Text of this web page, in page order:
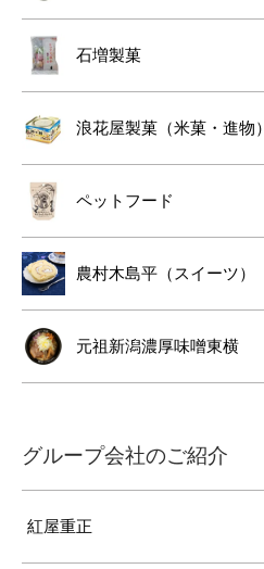
石増製菓
浪花屋製菓（米菓・進物）
ペットフード
農村木島平（スイーツ）
元祖新潟濃厚味噌東横
グループ会社のご紹介
紅屋重正